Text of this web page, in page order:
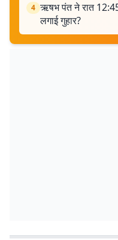
4 ऋषभ पंत ने रात
लगाई गुहार?